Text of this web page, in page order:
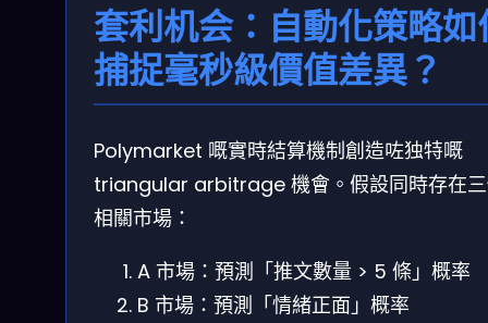
套利机会：自動化策略如
捕捉毫秒級價值差異？
Polymarket 嘅實時結算機制創造咗独特嘅
triangular arbitrage 機會。假設同時存在
相關市場：
A 市場：預測「推文數量 > 5 條」概率
B 市場：預測「情緒正面」概率